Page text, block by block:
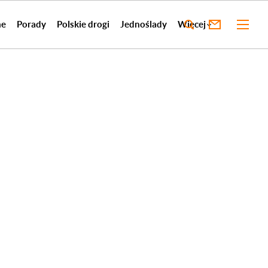
Porady Polskie drogi Jednoślady Więcej